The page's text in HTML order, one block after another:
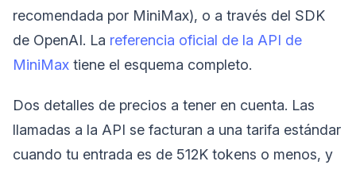
recomendada por MiniMax), o a través del SDK
de OpenAI. La referencia oficial de la API de
MiniMax tiene el esquema completo.
Dos detalles de precios a tener en cuenta. Las
llamadas a la API se facturan a una tarifa estándar
cuando tu entrada es de 512K tokens o menos, y